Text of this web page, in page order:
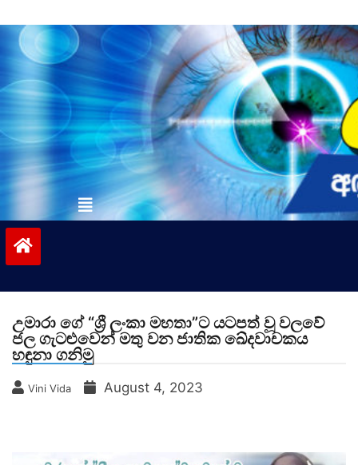
to
contentvinivida.lk
උමාරා ගේ “ශ්‍රී ලංකා මහතා”ට යටපත් වූ වලවේ
ජල ගැටළුවෙන් මතු වන ජාතික ඛේදවාචකය
හඳුනා ගනිමු
Vini Vida August 4, 2023